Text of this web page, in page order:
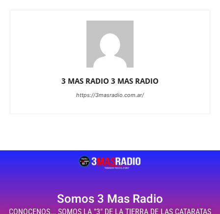
3 MAS RADIO 3 MAS RADIO
https://3masradio.com.ar/
Somos 3 Mas Radio
CONOCENOS... SOMOS LA "3" DE LA TIERRA DE LAS CATARATAS